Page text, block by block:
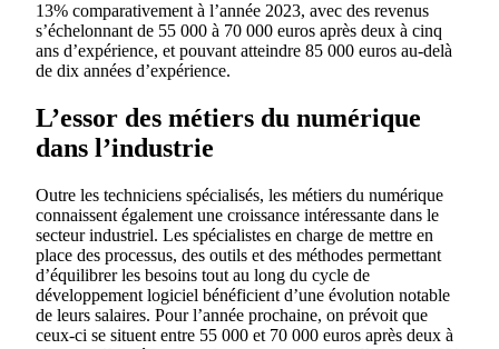
13% comparativement à l’année 2023, avec des revenus
s’échelonnant de 55 000 à 70 000 euros après deux à cinq
ans d’expérience, et pouvant atteindre 85 000 euros au-delà
de dix années d’expérience.
L’essor des métiers du numérique
dans l’industrie
Outre les techniciens spécialisés, les métiers du numérique
connaissent également une croissance intéressante dans le
secteur industriel. Les spécialistes en charge de mettre en
place des processus, des outils et des méthodes permettant
d’équilibrer les besoins tout au long du cycle de
développement logiciel bénéficient d’une évolution notable
de leurs salaires. Pour l’année prochaine, on prévoit que
ceux-ci se situent entre 55 000 et 70 000 euros après deux à